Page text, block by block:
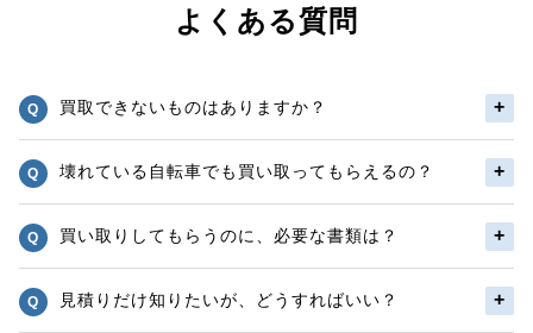
よくある質問
買取できないものはありますか？
壊れている自転車でも買い取ってもらえるの？
買い取りしてもらうのに、必要な書類は？
見積りだけ知りたいが、どうすればいい？